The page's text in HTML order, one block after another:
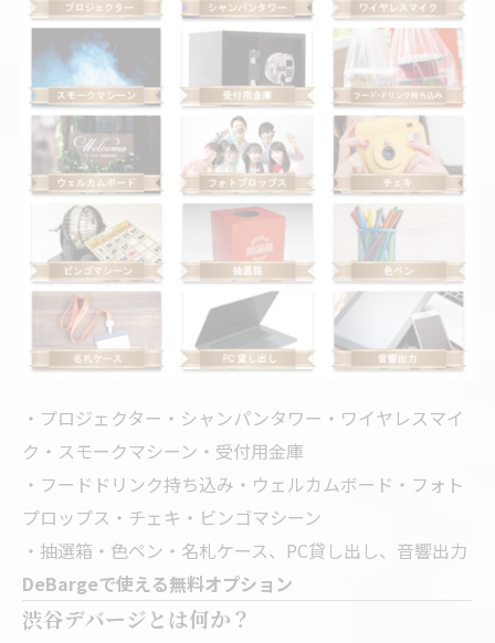
・プロジェクター・シャンパンタワー・ワイヤレスマイ
ク・スモークマシーン・受付用金庫
・フードドリンク持ち込み・ウェルカムボード・フォト
プロップス・チェキ・ビンゴマシーン
・抽選箱・色ペン・名札ケース、PC貸し出し、音響出力
DeBargeで使える無料オプション
渋谷デバージとは何か？